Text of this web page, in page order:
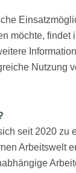
möchte, findet
Nutzung
seit 2020 zu
Arbeitswelt